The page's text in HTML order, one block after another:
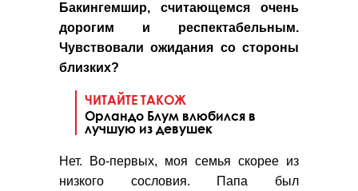
Бакингемшир, считающемся очень
дорогим и респектабельным.
Чувствовали ожидания со стороны
близких?
ЧИТАЙТЕ ТАКОЖ
Орландо Блум влюбился в
лучшую из девушек
Нет. Во-первых, моя семья скорее из
низкого сословия. Папа был